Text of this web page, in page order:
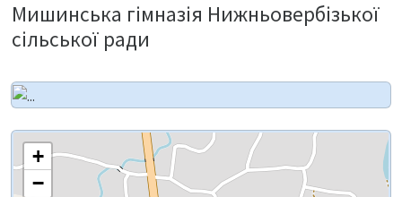
Мишинська гімназія Нижньовербізької
сільської ради
+
−